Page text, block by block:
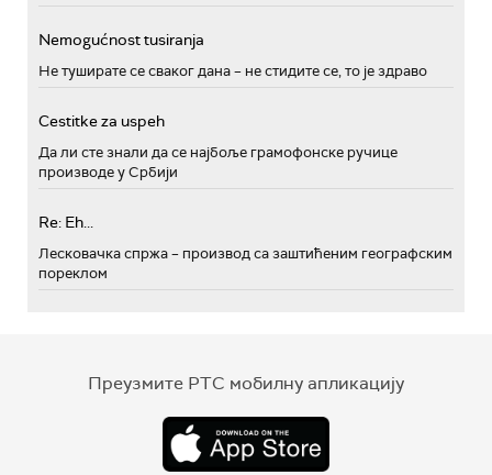
Nemogućnost tusiranja
Не туширате се сваког дана – не стидите се, то је здраво
Cestitke za uspeh
Да ли сте знали да се најбоље грамофонске ручице
производе у Србији
Re: Eh...
Лесковачка спржа – производ са заштићеним географским
пореклом
Преузмите РТС мобилну апликацију